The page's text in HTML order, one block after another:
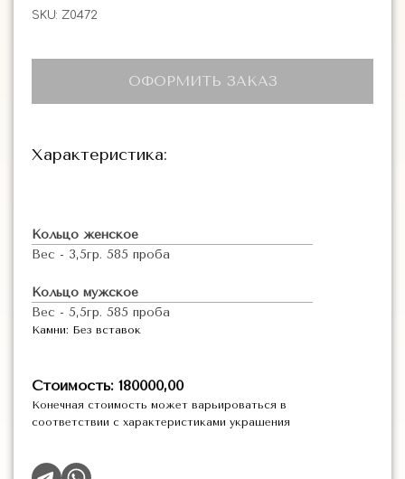
SKU: Z0472
ОФОРМИТЬ ЗАКАЗ
Характеристика:
Кольцо женское
Вес - 3,5гр. 585 проба
Кольцо мужское
Вес - 5,5гр. 585 проба
Камни: Без вставок
Стоимость: 180000,00
Конечная стоимость может варьироваться в
соответствии с характеристиками украшения